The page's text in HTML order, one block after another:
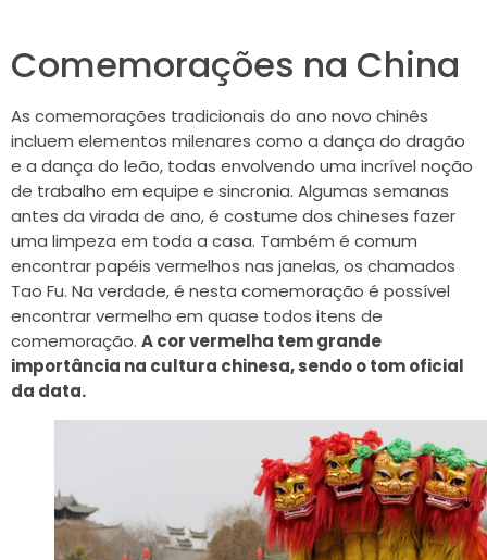
Comemorações na China
As comemorações tradicionais do ano novo chinês
incluem elementos milenares como a dança do dragão
e a dança do leão, todas envolvendo uma incrível noção
de trabalho em equipe e sincronia. Algumas semanas
antes da virada de ano, é costume dos chineses fazer
uma limpeza em toda a casa. Também é comum
encontrar papéis vermelhos nas janelas, os chamados
Tao Fu. Na verdade, é nesta comemoração é possível
encontrar vermelho em quase todos itens de
comemoração. A cor vermelha tem grande
importância na cultura chinesa, sendo o tom oficial
da data.